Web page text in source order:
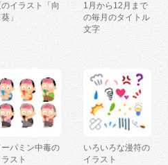
のイラスト「向
」
1月から12月まで
の毎月のタイトル
文字
ーパミン中毒の
ラスト
いろいろな漫符の
イラスト